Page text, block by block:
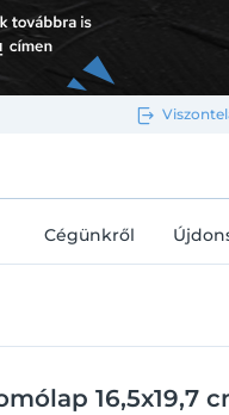
Bejelentkezés e-mail-
Cégünkről
16,5x19,7